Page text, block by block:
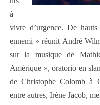
à
vivre d’urgence. De
ennemi » réunit André
sur la musique de
Amérique », oratorio en
de Christophe Colomb à
entre autres, Irène Jacob,